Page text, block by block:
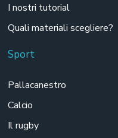
I nostri tutorial
Quali materiali scegliere?
Sport
Pallacanestro
Calcio
Il rugby